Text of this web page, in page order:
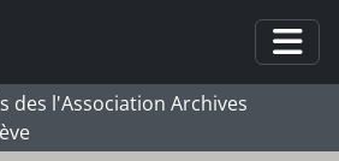
des l'Association Archives